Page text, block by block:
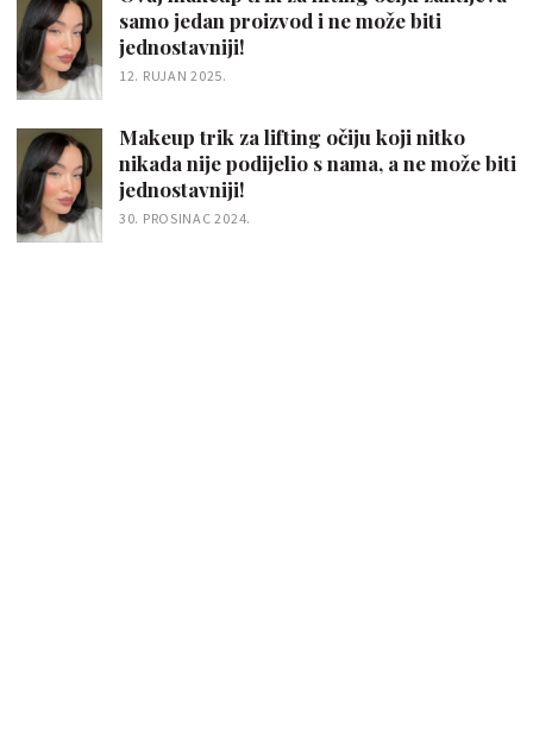
samo jedan proizvod i ne može biti
jednostavniji!
12. RUJAN 2025.
Makeup trik za lifting očiju koji nitko
nikada nije podijelio s nama, a ne može biti
jednostavniji!
30. PROSINAC 2024.